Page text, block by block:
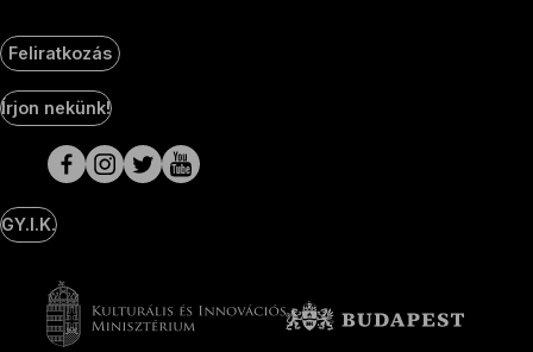
Feliratkozás
Social
Media
oldalak
Írjon nekünk!
GY.I.K.